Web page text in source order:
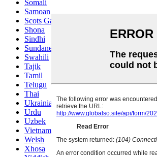
Somali
Samoan
Scots Gaelic
Shona
Sindhi
Sundanese
Swahili
Tajik
Tamil
Telugu
Thai
Ukrainian
Urdu
Uzbek
Vietnamese
Welsh
Xhosa